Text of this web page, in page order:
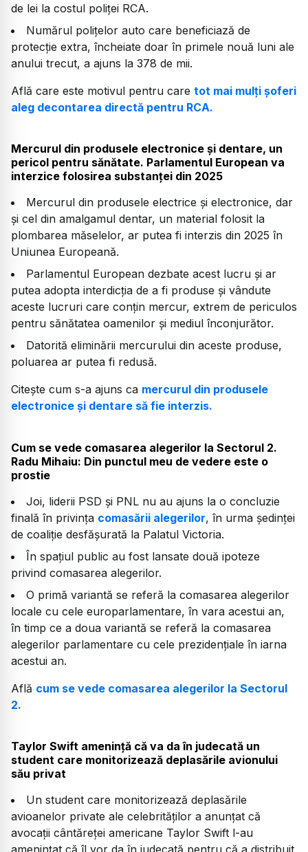
de lei la costul poliței RCA.
Numărul polițelor auto care beneficiază de
protecție extra, încheiate doar în primele nouă luni ale
anului trecut, a ajuns la 378 de mii.
Află care este motivul pentru care tot mai mulți șoferi
aleg decontarea directă pentru RCA.
Mercurul din produsele electronice și dentare, un
pericol pentru sănătate. Parlamentul European va
interzice folosirea substanței din 2025
Mercurul din produsele electrice și electronice, dar
și cel din amalgamul dentar, un material folosit la
plombarea măselelor, ar putea fi interzis din 2025 în
Uniunea Europeană.
Parlamentul European dezbate acest lucru și ar
putea adopta interdicția de a fi produse și vândute
aceste lucruri care conțin mercur, extrem de periculos
pentru sănătatea oamenilor și mediul înconjurător.
Datorită eliminării mercurului din aceste produse,
poluarea ar putea fi redusă.
Citește cum s-a ajuns ca mercurul din produsele
electronice și dentare să fie interzis.
Cum se vede comasarea alegerilor la Sectorul 2.
Radu Mihaiu: Din punctul meu de vedere este o
prostie
Joi, liderii PSD şi PNL nu au ajuns la o concluzie
finală în privinţa comasării alegerilor, în urma şedinţei
de coaliţie desfăşurată la Palatul Victoria.
În spațiul public au fost lansate două ipoteze
privind comasarea alegerilor.
O primă variantă se referă la comasarea alegerilor
locale cu cele europarlamentare, în vara acestui an,
în timp ce a doua variantă se referă la comasarea
alegerilor parlamentare cu cele prezidențiale în iarna
acestui an.
Află cum se vede comasarea alegerilor la Sectorul
2.
Taylor Swift ameninţă că va da în judecată un
student care monitorizează deplasările avionului
său privat
Un student care monitorizează deplasările
avioanelor private ale celebrităţilor a anunţat că
avocaţii cântăreţei americane Taylor Swift l-au
ameninţat că îl vor da în judecată pentru că a distribuit